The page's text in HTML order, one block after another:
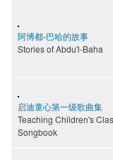
阿博都-巴哈的故事
Stories of Abdu'l-Baha
启迪童心第一级歌曲集
Teaching Children's
Songbook